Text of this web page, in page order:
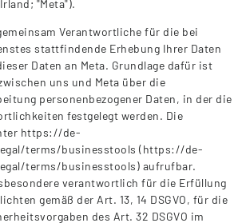
"Meta").
Verantwortliche für die bei
stattfindende Erhebung Ihrer Daten
Daten an Meta. Grundlage dafür ist
uns und Meta über die
personenbezogener Daten, in der die
festgelegt werden. Die
https://de-
terms/businesstools (https://de-
terms/businesstools) aufrufbar.
verantwortlich für die Erfüllung
gemäß der Art. 13, 14 DSGVO, für die
des Art. 32 DSGVO im